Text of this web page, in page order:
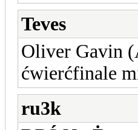
Teves
Oliver Gavin
ćwierćfinale
ru3k